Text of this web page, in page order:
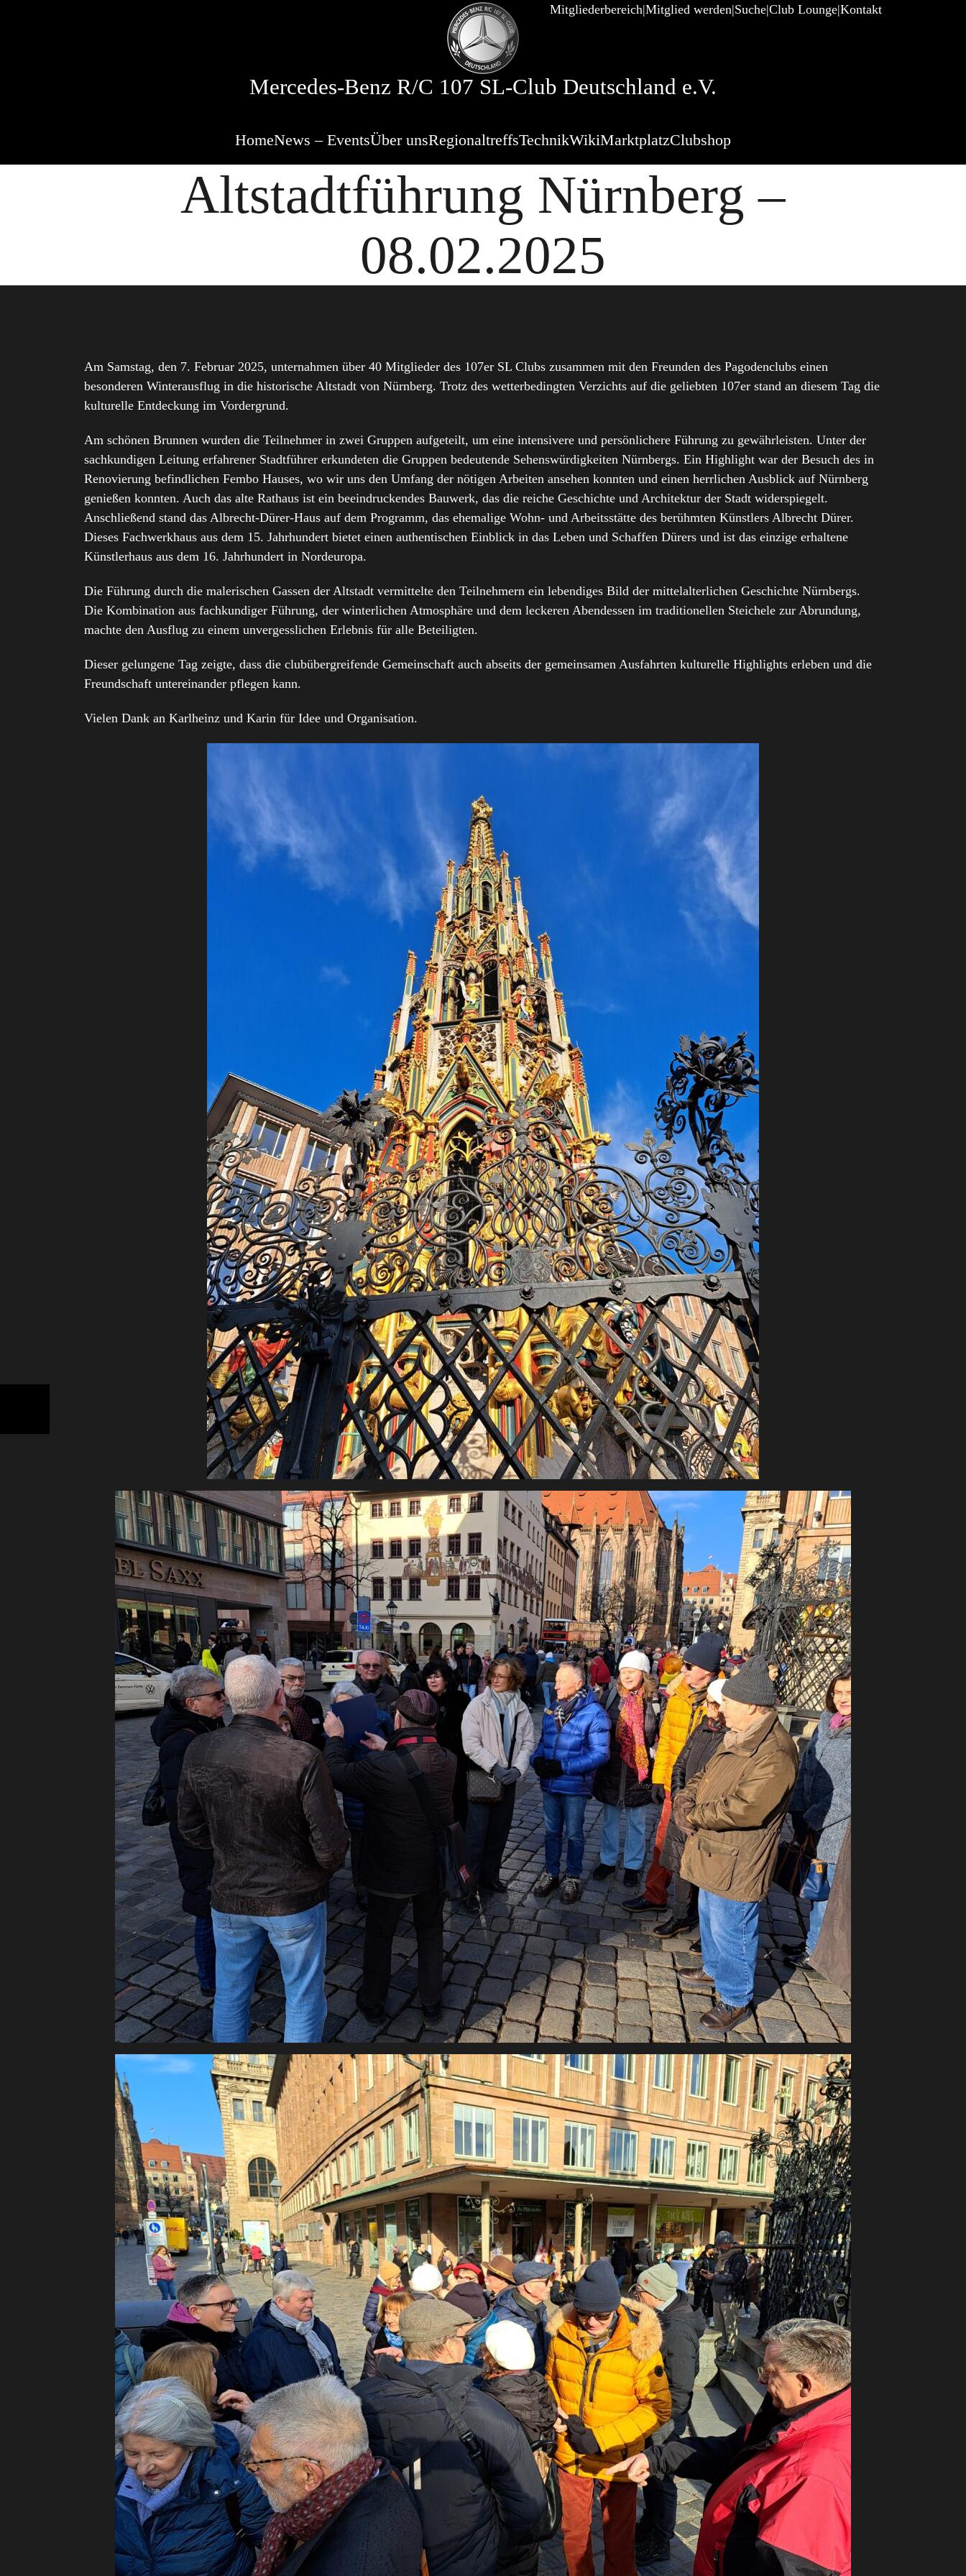
Mitgliederbereich Mitglied werden Suche Club Lounge Kontakt
Mercedes-Benz R/C 107 SL-Club Deutschland e.V.
HomeNews – EventsÜber unsRegionaltreffsTechnikWikiMarktplatzClubshop
Altstadtführung Nürnberg –
08.02.2025
Am Samstag, den 7. Februar 2025, unternahmen über 40 Mitglieder des 107er SL Clubs zusammen mit den Freunden des Pagodenclubs einen
besonderen Winterausflug in die historische Altstadt von Nürnberg. Trotz des wetterbedingten Verzichts auf die geliebten 107er stand an diesem Tag die
kulturelle Entdeckung im Vordergrund.
Am schönen Brunnen wurden die Teilnehmer in zwei Gruppen aufgeteilt, um eine intensivere und persönlichere Führung zu gewährleisten. Unter der
sachkundigen Leitung erfahrener Stadtführer erkundeten die Gruppen bedeutende Sehenswürdigkeiten Nürnbergs. Ein Highlight war der Besuch des in
Renovierung befindlichen Fembo Hauses, wo wir uns den Umfang der nötigen Arbeiten ansehen konnten und einen herrlichen Ausblick auf Nürnberg
genießen konnten. Auch das alte Rathaus ist ein beeindruckendes Bauwerk, das die reiche Geschichte und Architektur der Stadt widerspiegelt.
Anschließend stand das Albrecht-Dürer-Haus auf dem Programm, das ehemalige Wohn- und Arbeitsstätte des berühmten Künstlers Albrecht Dürer.
Dieses Fachwerkhaus aus dem 15. Jahrhundert bietet einen authentischen Einblick in das Leben und Schaffen Dürers und ist das einzige erhaltene
Künstlerhaus aus dem 16. Jahrhundert in Nordeuropa.
Die Führung durch die malerischen Gassen der Altstadt vermittelte den Teilnehmern ein lebendiges Bild der mittelalterlichen Geschichte Nürnbergs.
Die Kombination aus fachkundiger Führung, der winterlichen Atmosphäre und dem leckeren Abendessen im traditionellen Steichele zur Abrundung,
machte den Ausflug zu einem unvergesslichen Erlebnis für alle Beteiligten.
Dieser gelungene Tag zeigte, dass die clubübergreifende Gemeinschaft auch abseits der gemeinsamen Ausfahrten kulturelle Highlights erleben und die
Freundschaft untereinander pflegen kann.
Vielen Dank an Karlheinz und Karin für Idee und Organisation.